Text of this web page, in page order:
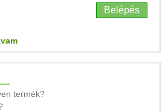
termék?